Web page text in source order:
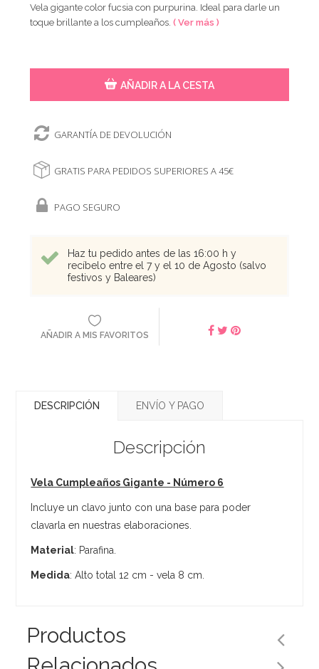
Vela gigante color fucsia con purpurina. Ideal para darle un
toque brillante a los cumpleaños.( Ver más )
AÑADIR A LA CESTA
GARANTÍA DE DEVOLUCIÓN
GRATIS PARA PEDIDOS SUPERIORES A 45€
PAGO SEGURO
Haz tu pedido antes de las 16:00 h y
recíbelo entre el 7 y el 10 de Agosto (salvo
festivos y Baleares)
AÑADIR A MIS FAVORITOS
DESCRIPCIÓN ENVÍO Y PAGO
Descripción
Vela Cumpleaños Gigante - Número 6
Incluye un clavo junto con una base para poder
clavarla en nuestras elaboraciones.
Material: Parafina.
Medida: Alto total 12 cm - vela 8 cm.
Productos